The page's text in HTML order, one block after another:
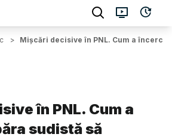
> Mișcări decisive în PNL. Cum a
în PNL. Cum a
sudistă să